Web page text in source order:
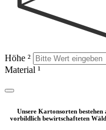
Höhe ²
Material ¹
Unsere Kartonsorten
vorbildlich bewirtschafteten